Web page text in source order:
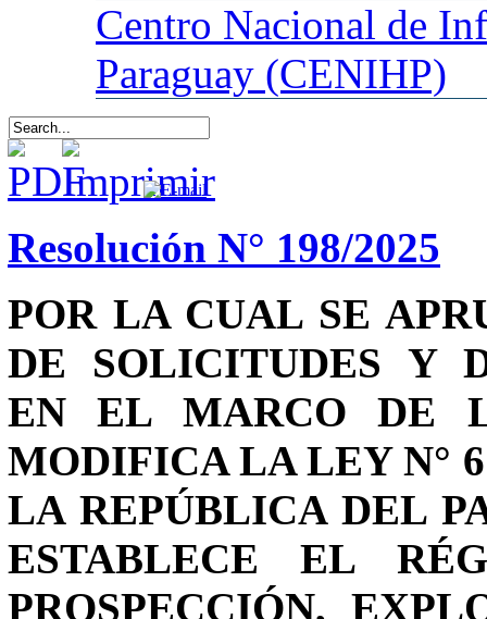
Centro Nacional de
Paraguay (CENIHP)
Resolución N° 198/2025
POR LA CUAL SE
DE SOLICITUDES Y
EN EL MARCO DE
MODIFICA LA LEY N°
LA REPÚBLICA DEL
ESTABLECE EL
PROSPECCIÓN,